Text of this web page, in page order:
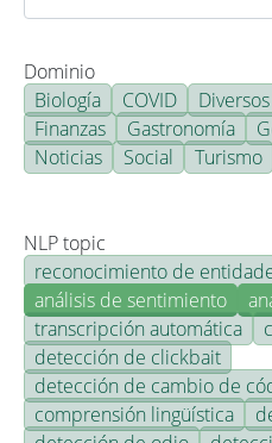
Dominio
Biología
COVID Diversos
Finanzas
Gastronomía
Noticias
Social Turismo
NLP topic
reconocimiento de
análisis de sentimiento
transcripción automática
detección de clickbait
detección de cambio de
comprensión lingüística